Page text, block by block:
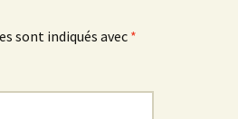
sont indiqués avec *